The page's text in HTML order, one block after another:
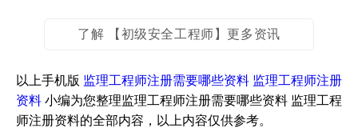
了解 【初级安全工程师】更多资讯
以上手机版 监理工程师注册需要哪些资料 监理工程师注册
资料 小编为您整理监理工程师注册需要哪些资料 监理工程
师注册资料的全部内容，以上内容仅供参考。